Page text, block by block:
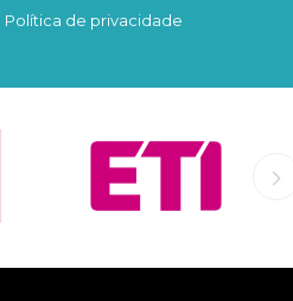
Política de privacidade